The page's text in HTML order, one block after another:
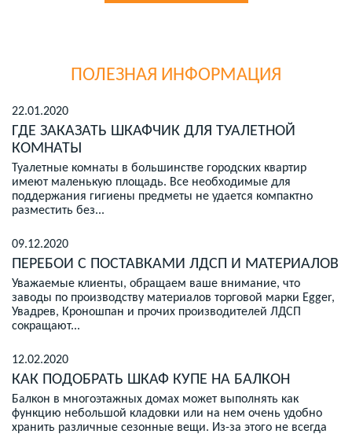
ПОЛЕЗНАЯ ИНФОРМАЦИЯ
22.01.2020
ГДЕ ЗАКАЗАТЬ ШКАФЧИК ДЛЯ ТУАЛЕТНОЙ
КОМНАТЫ
Туалетные комнаты в большинстве городских квартир
имеют маленькую площадь. Все необходимые для
поддержания гигиены предметы не удается компактно
разместить без...
09.12.2020
ПЕРЕБОИ С ПОСТАВКАМИ ЛДСП И МАТЕРИАЛОВ
Уважаемые клиенты, обращаем ваше внимание, что
заводы по производству материалов торговой марки Egger,
Увадрев, Кроношпан и прочих производителей ЛДСП
сокращают...
12.02.2020
КАК ПОДОБРАТЬ ШКАФ КУПЕ НА БАЛКОН
Балкон в многоэтажных домах может выполнять как
функцию небольшой кладовки или на нем очень удобно
хранить различные сезонные вещи. Из-за этого не всегда